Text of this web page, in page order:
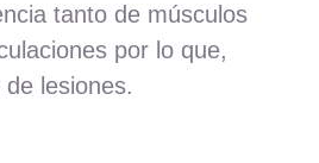
tanto de músculos
por lo que,
de lesiones.